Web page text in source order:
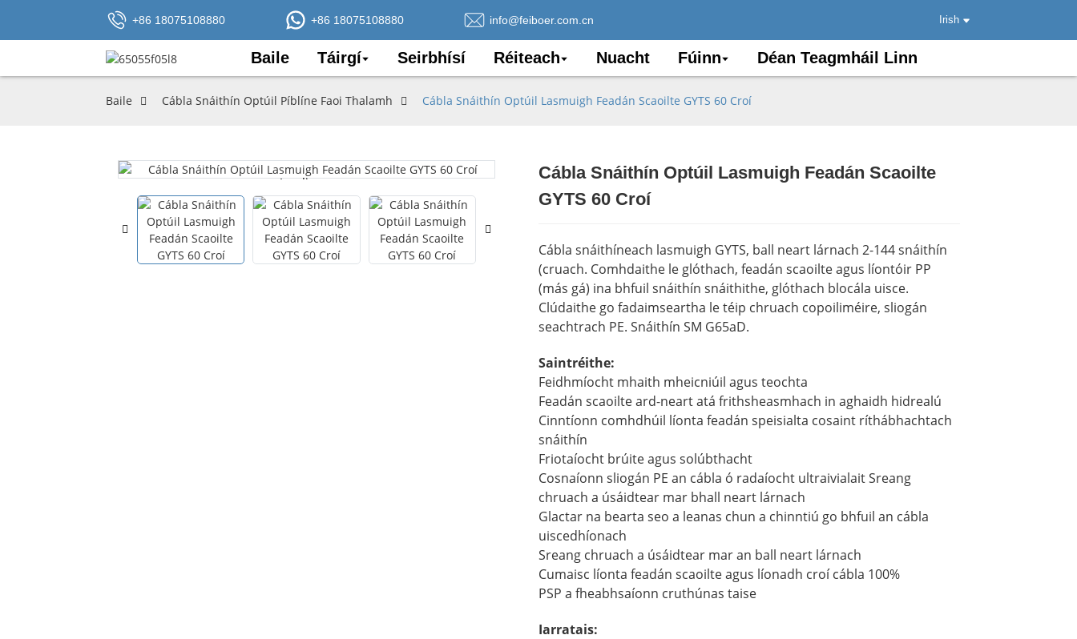
+86 18075108880 +86 18075108880 info@feiboer.com.cn Irish
Baile Táirgí Seirbhísí Réiteach Nuacht Fúinn Déan Teagmháil Linn
Baile Cábla Snáithín Optúil Píblíne Faoi Thalamh Cábla Snáithín Optúil Lasmuigh Feadán Scaoilte GYTS 60 Croí
Loading...
Loading... Loading...
Loading...
Cábla Snáithín Optúil Lasmuigh Feadán Scaoilte
GYTS 60 Croí
Cábla snáithíneach lasmuigh GYTS, ball neart lárnach 2-144 snáithín
(cruach. Comhdaithe le glóthach, feadán scaoilte agus líontóir PP
(más gá) ina bhfuil snáithín snáithithe, glóthach blocála uisce.
Clúdaithe go fadaimseartha le téip chruach copoiliméire, sliogán
seachtrach PE. Snáithín SM G65aD.
Saintréithe:
Feidhmíocht mhaith mheicniúil agus teochta
Feadán scaoilte ard-neart atá frithsheasmhach in aghaidh hidrealú
Cinntíonn comhdhúil líonta feadán speisialta cosaint ríthábhachtach
snáithín
Friotaíocht brúite agus solúbthacht
Cosnaíonn sliogán PE an cábla ó radaíocht ultraivialait Sreang
chruach a úsáidtear mar bhall neart lárnach
Glactar na bearta seo a leanas chun a chinntiú go bhfuil an cábla
uiscedhíonach
Sreang chruach a úsáidtear mar an ball neart lárnach
Cumaisc líonta feadán scaoilte agus líonadh croí cábla 100%
PSP a fheabhsaíonn cruthúnas taise
Iarratais: